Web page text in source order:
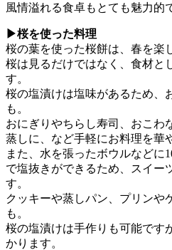
風情溢れる食卓もとても魅力的
▶桜を使った料理
桜の葉を使った桜餅は、春を楽
桜は見るだけではなく、食材と
す。
桜の塩漬けは塩味があるため、
も。
おにぎりやちらし寿司、おこわ
蒸しに、など手軽にお料理を華
また、水を張ったボウルなどに
で塩抜きができるため、スイー
す。
クッキーや蒸しパン、プリンや
も。
桜の塩漬けは手作りも可能です
かります。